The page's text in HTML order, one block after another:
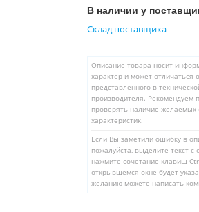
В наличии у
Склад поставщика
Описание товара носит
характер и может отличаться
представленного в
производителя. Рекомендуем
проверять наличие желаемых
характеристик.
Если Вы заметили ошибку в
пожалуйста, выделите текст с
нажмите сочетание клавиш
открывшемся окне будет
желанию можете написать